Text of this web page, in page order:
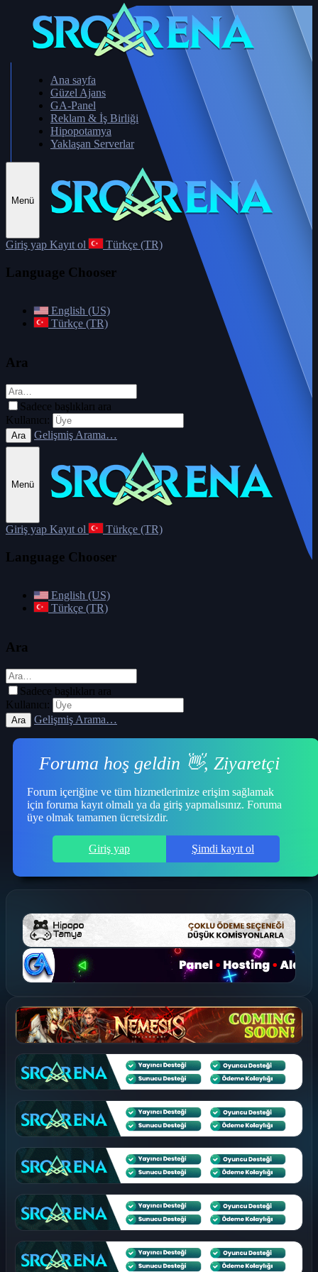
Ana sayfa
Güzel Ajans
GA-Panel
Reklam & İş Birliği
Hipopotamya
Yaklaşan Serverlar
Menü
Giriş yap Kayıt ol Türkçe (TR)
Language Chooser
English (US)
Türkçe (TR)
Ara
Sadece başlıkları ara
Kullanıcı:
Ara Gelişmiş Arama…
Menü
Giriş yap Kayıt ol Türkçe (TR)
Language Chooser
English (US)
Türkçe (TR)
Ara
Sadece başlıkları ara
Kullanıcı:
Ara Gelişmiş Arama…
Foruma hoş geldin 👋, Ziyaretçi
Forum içeriğine ve tüm hizmetlerimize erişim sağlamak
için foruma kayıt olmalı ya da giriş yapmalısınız. Foruma
üye olmak tamamen ücretsizdir.
Giriş yap Şimdi kayıt ol